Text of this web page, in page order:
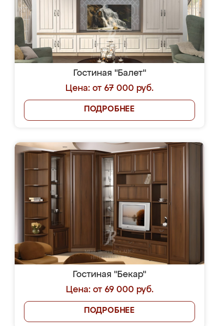
Гостиная "Балет"
Цена: от 67 000 руб.
ПОДРОБНЕЕ
Гостиная "Бекар"
Цена: от 69 000 руб.
ПОДРОБНЕЕ